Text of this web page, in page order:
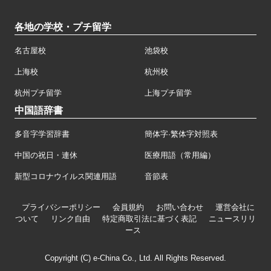
各地の学校・プチ留学
名古屋校 池袋校
上海校 杭州校
杭州プチ留学 上海プチ留学
中国語辞書
多音字学習辞書 簡体字·繁体字対照表
中国の祝日・連休 医療用語（常用編）
新型コロナウイルス関連用語 音節表
プライバシーポリシー 会員規約 お問い合わせ
運営会社に
ついて
リンク自由 特定商取引法に基づく表記
ニュースリリ
ース
Copyright (C) e-China Co., Ltd. All Rights Reserved.